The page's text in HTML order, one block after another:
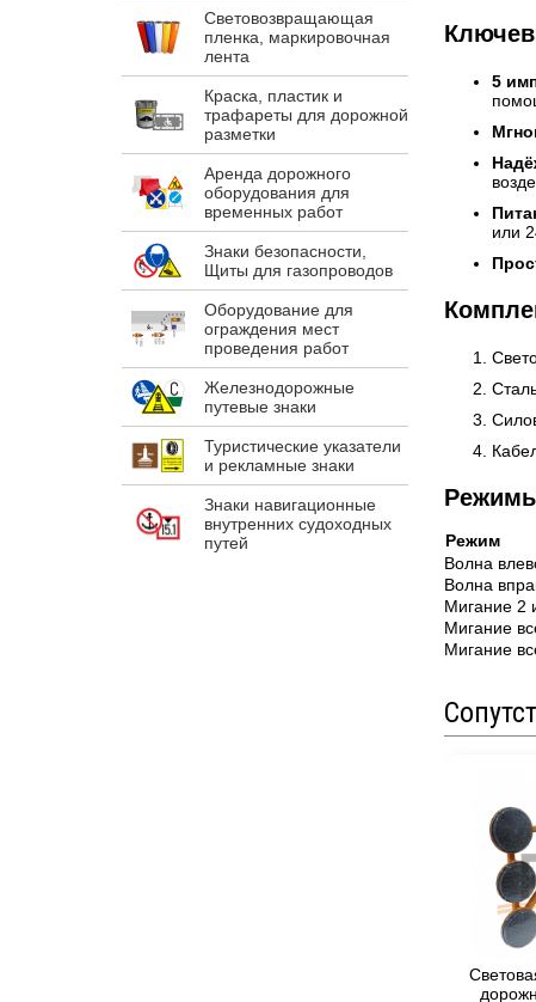
5
или
Режим
Волна
Волна
Мигание 2
Мигание
Мигание
Световозвращающая
пленка, маркировочная
лента
Краска, пластик и
трафареты для дорожной
разметки
Аренда дорожного
оборудования для
временных работ
Знаки безопасности,
Щиты для газопроводов
Оборудование для
ограждения мест
проведения работ
Железнодорожные
путевые знаки
Туристические указатели
и рекламные знаки
Знаки навигационные
внутренних судоходных
путей